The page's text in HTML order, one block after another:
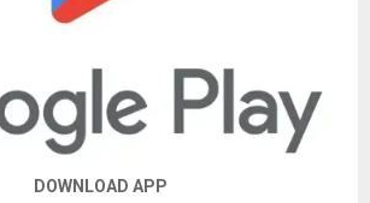
DOWNLOAD APP